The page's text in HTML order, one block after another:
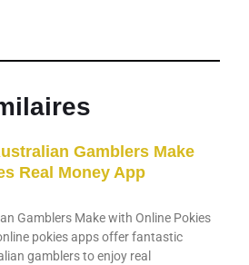
Gamblers Make
Real Money App
Gamblers Make with Online Pokies
pokies apps offer fantastic
gamblers to enjoy real